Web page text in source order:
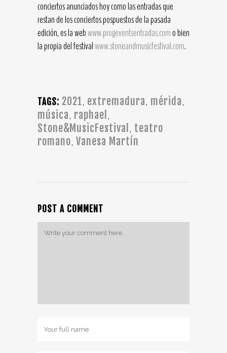
conciertos anunciados hoy como las entradas que
restan de los conciertos pospuestos de la pasada
edición, es la webwww.progeventsentradas.como bien
la propia del festivalwww.stoneandmusicfestival.com.
TAGS: 2021, extremadura, mérida,
música, raphael ,
Stone&MusicFestival , teatro
romano, Vanesa Martín
POST A COMMENT